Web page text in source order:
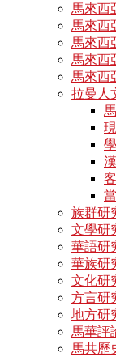
馬來西
馬來西
馬來西
馬來西
馬來西
拉曼人
族群研
文學研
華語研
華族研
文化研
方言研
地方研
馬華評
馬共歷